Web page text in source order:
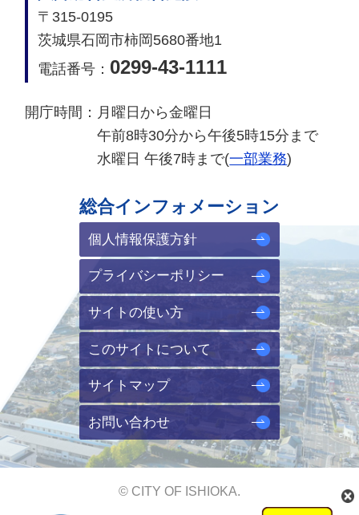
〒315-0195
茨城県石岡市柿岡5680番地1
電話番号： 0299-43-1111
開庁時間： 月曜日から金曜日
午前8時30分から午後5時15分まで
水曜日 午後7時まで(一部業務)
総合インフォメーション
個人情報保護方針
プライバシーポリシー
サイトの使い方
このサイトについて
サイトマップ
お問い合わせ
© CITY OF ISHIOKA.